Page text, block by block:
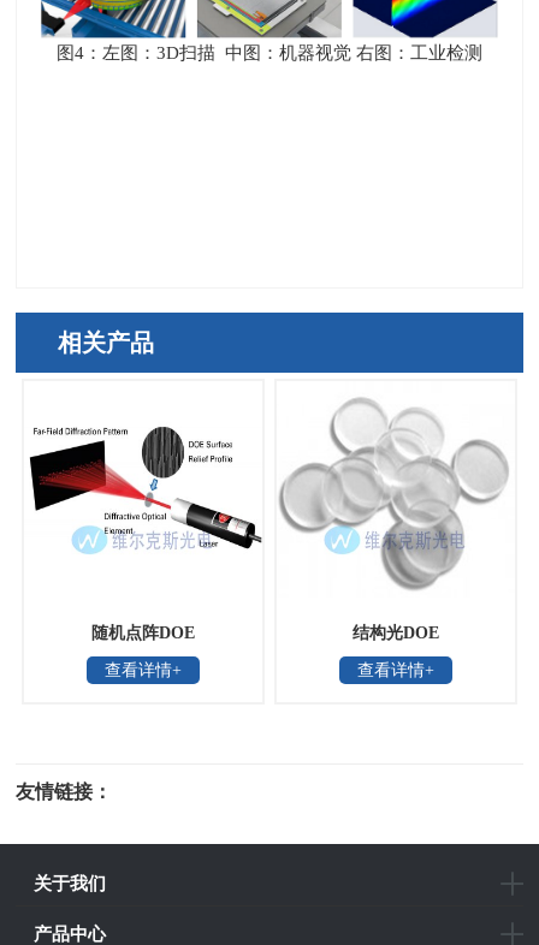
图4：左图： 3D扫描 中图：机器视觉 右图：工业检测
相关产品
随机点阵DOE
查看详情+
结构光DOE
查看详情+
友情链接：
关于我们
产品中心